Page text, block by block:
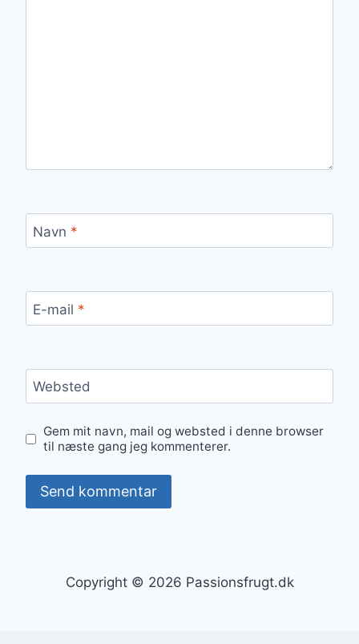
Navn *
E-mail *
Websted
Gem mit navn, mail og websted i denne browser
til næste gang jeg kommenterer.
Copyright © 2026 Passionsfrugt.dk